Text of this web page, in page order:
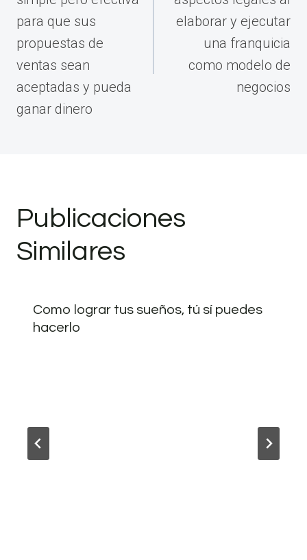
para que sus
propuestas de
ventas sean
aceptadas y pueda
ganar dinero
elaborar y ejecutar
una franquicia
como modelo de
negocios
Publicaciones
Similares
Como lograr tus sueños, tú sí puedes
hacerlo